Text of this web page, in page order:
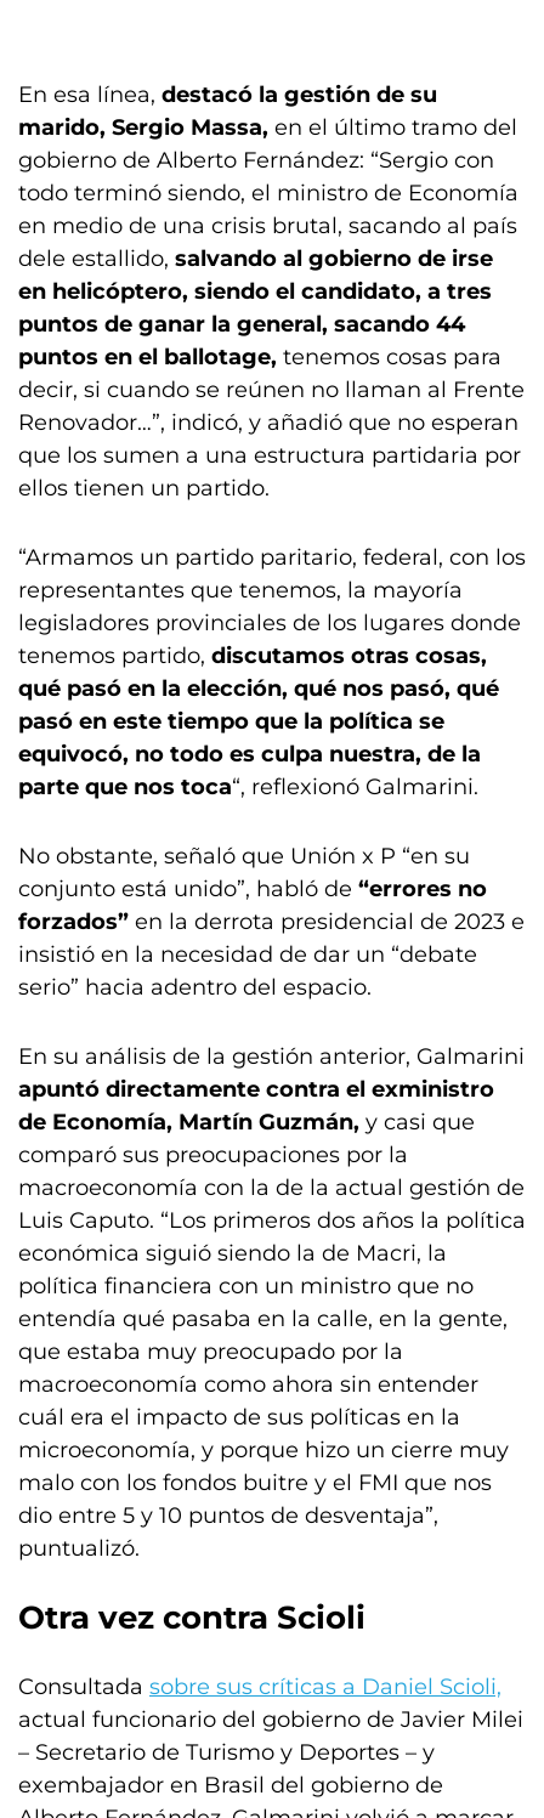
En esa línea, destacó la gestión de su
marido, Sergio Massa, en el último tramo del
gobierno de Alberto Fernández: “Sergio con
todo terminó siendo, el ministro de Economía
en medio de una crisis brutal, sacando al país
dele estallido, salvando al gobierno de irse
en helicóptero, siendo el candidato, a tres
puntos de ganar la general, sacando 44
puntos en el ballotage, tenemos cosas para
decir, si cuando se reúnen no llaman al Frente
Renovador…”, indicó, y añadió que no esperan
que los sumen a una estructura partidaria por
ellos tienen un partido.
“Armamos un partido paritario, federal, con los
representantes que tenemos, la mayoría
legisladores provinciales de los lugares donde
tenemos partido, discutamos otras cosas,
qué pasó en la elección, qué nos pasó, qué
pasó en este tiempo que la política se
equivocó, no todo es culpa nuestra, de la
parte que nos toca“, reflexionó Galmarini.
No obstante, señaló que Unión x P “en su
conjunto está unido”, habló de “errores no
forzados” en la derrota presidencial de 2023 e
insistió en la necesidad de dar un “debate
serio” hacia adentro del espacio.
En su análisis de la gestión anterior, Galmarini
apuntó directamente contra el exministro
de Economía, Martín Guzmán, y casi que
comparó sus preocupaciones por la
macroeconomía con la de la actual gestión de
Luis Caputo. “Los primeros dos años la política
económica siguió siendo la de Macri, la
política financiera con un ministro que no
entendía qué pasaba en la calle, en la gente,
que estaba muy preocupado por la
macroeconomía como ahora sin entender
cuál era el impacto de sus políticas en la
microeconomía, y porque hizo un cierre muy
malo con los fondos buitre y el FMI que nos
dio entre 5 y 10 puntos de desventaja”,
puntualizó.
Otra vez contra Scioli
Consultada sobre sus críticas a Daniel Scioli,
actual funcionario del gobierno de Javier Milei
– Secretario de Turismo y Deportes – y
exembajador en Brasil del gobierno de